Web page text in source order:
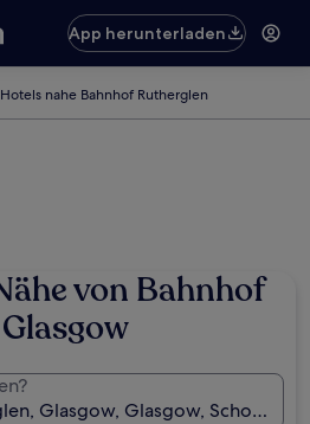
App herunterladen
Hotels nahe Bahnhof Rutherglen
von Bahnhof
Glasgow, Glasgow,